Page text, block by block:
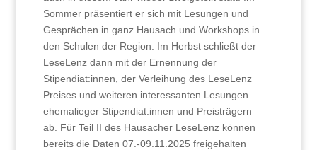
Sommer präsentiert er sich mit Lesungen und
Gesprächen in ganz Hausach und Workshops in
den Schulen der Region. Im Herbst schließt der
LeseLenz dann mit der Ernennung der
Stipendiat:innen, der Verleihung des LeseLenz
Preises und weiteren interessanten Lesungen
ehemalieger Stipendiat:innen und Preisträgern
ab. Für Teil II des Hausacher LeseLenz können
bereits die Daten 07.-09.11.2025 freigehalten